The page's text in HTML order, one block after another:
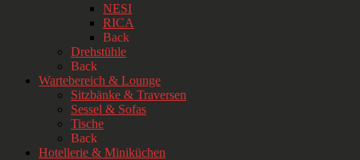
NESI
RICA
Back
Drehstühle
Back
Wartebereich & Lounge
Sitzbänke & Traversen
Sessel & Sofas
Tische
Back
Hotellerie & Miniküchen